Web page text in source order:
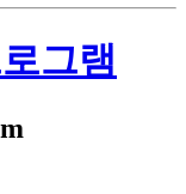
그램